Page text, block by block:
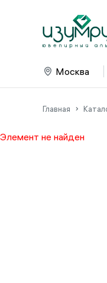
Москва
Главная
Элемент не найден